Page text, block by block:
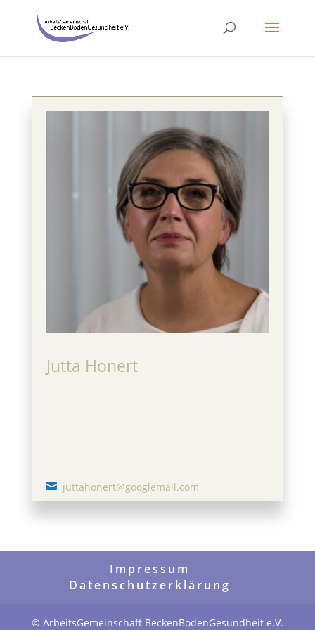
Jutta Honert
 juttahonert@googlemail.com
Impressum
Datenschutzerklärung
© ArbeitsGemeinschaft BeckenBodenGesundheit e.V.